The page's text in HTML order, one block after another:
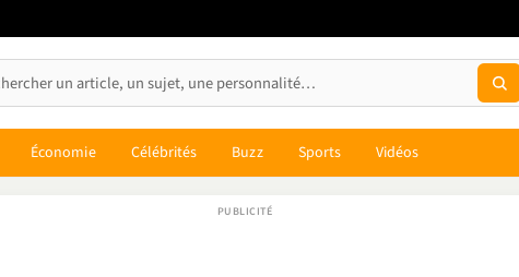
Économie Célébrités Buzz Sports Vidéos